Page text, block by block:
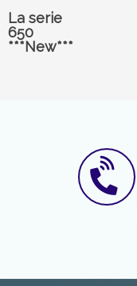
La serie
650
***New***